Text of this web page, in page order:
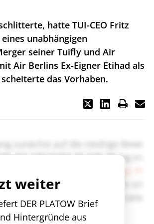
hatte TUI-CEO Fritz
unabhängigen
seiner Tuifly und Air
Air Berlins Ex-Eigner Etihad als
das Vorhaben.
weiter
DER PLATOW Brief
Hintergründe aus